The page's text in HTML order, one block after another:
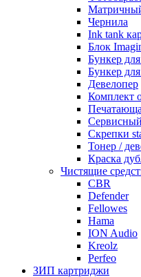
Чернила
Ink tank
Блок
Бункер
Бункер
Девелопер
Комплект
Скрепки
Тонер /
Краска
Чистящие
CBR
Defender
Fellowes
Hama
ION Audio
Kreolz
Perfeo
ЗИП картриджи